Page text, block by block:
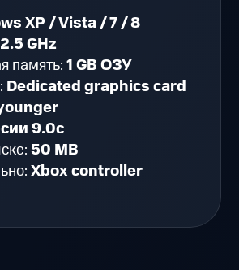
XP / Vista / 7 / 8
2.5 GHz
память:1 GB ОЗУ
Dedicated graphics card
9.0c
50 MB
Xbox controller